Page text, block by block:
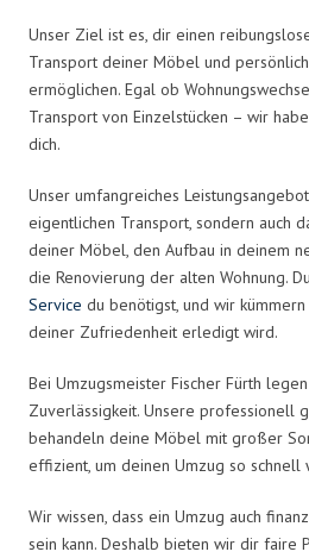
Unser Ziel ist es, dir einen
Transport deiner Möbel und
ermöglichen. Egal ob
Transport von Einzelstücken – wir
dich.
Unser umfangreiches
eigentlichen Transport, sondern auch
deiner Möbel, den Aufbau in deinem
die Renovierung der alten Wohnung.
Service du benötigst, und wir
deiner Zufriedenheit erledigt wird.
Bei Umzugsmeister Fischer Fürth
Zuverlässigkeit. Unsere professionell
behandeln deine Möbel mit großer
effizient, um deinen Umzug so schnell
Wir wissen, dass ein Umzug auch
sein kann. Deshalb bieten wir dir faire